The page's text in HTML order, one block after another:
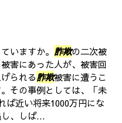
いますか。 詐欺の二次被
害にあった人が、被害回
られる詐欺被害に遭うこ
その事例としては、「未
ば近い将来1000万円にな
、しば...